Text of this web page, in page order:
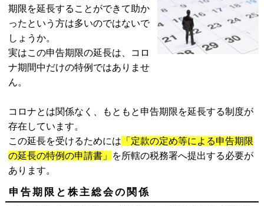
期限を延長することができて助か
ったという方は多いのではないで
しょうか。
実はこの申告期限の延長は、コロ
ナ期間中だけの特例ではありませ
ん。
コロナとは関係なく、もともと申告期限を延長する制度が
存在しています。
この延長を受けるためには 「定款の定め等による申告期限
の延長の特例の申請書」
を所轄の税務署へ提出する必要が
あります。
申告期限と株主総会の関係